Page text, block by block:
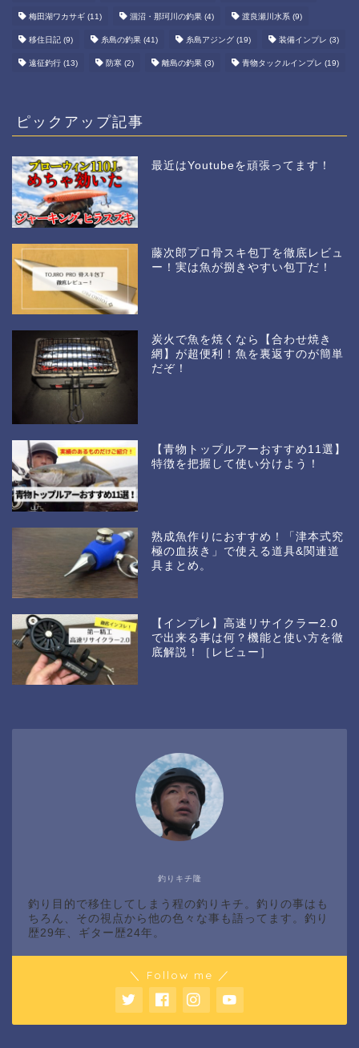
梅田湖ワカサギ (11) 涸沼・那珂川の釣果 (4) 渡良瀬川水系 (9)
移住日記 (9) 糸島の釣果 (41) 糸島アジング (19) 装備インプレ (3)
遠征釣行 (13) 防寒 (2) 離島の釣果 (3) 青物タックルインプレ (19)
ピックアップ記事
最近はYoutubeを頑張ってます！
藤次郎プロ骨スキ包丁を徹底レビュ
ー！実は魚が捌きやすい包丁だ！
炭火で魚を焼くなら【合わせ焼き
網】が超便利！魚を裏返すのが簡単
だぞ！
【青物トップルアーおすすめ11選】
特徴を把握して使い分けよう！
熟成魚作りにおすすめ！「津本式究
極の血抜き」で使える道具&関連道
具まとめ。
【インプレ】高速リサイクラー2.0
で出来る事は何？機能と使い方を徹
底解説！［レビュー］
釣りキチ隆
釣り目的で移住してしまう程の釣りキチ。釣りの事はも
ちろん、その視点から他の色々な事も語ってます。釣り
歴29年、ギター歴24年。
＼ Follow me ／